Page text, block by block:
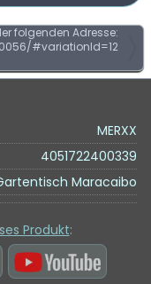
folgenden Adresse:
#variationId=12
MERXX
4051722400339
Maracaibo
Produkt: